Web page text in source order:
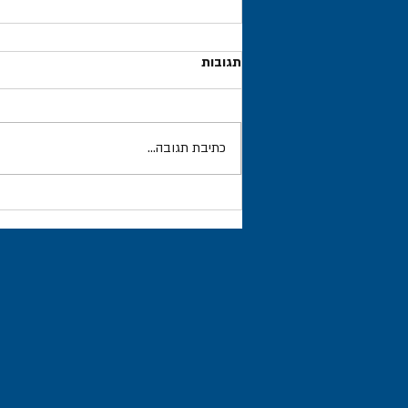
משלח/סוכן מכס – עיכבת סחורה
ללקוח, מה תעשה עכשיו?
תגובות
כתיבת תגובה...